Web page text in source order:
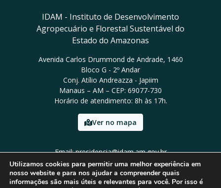
IDAM - Instituto de Desenvolvimento
Agropecuário e Florestal Sustentável do
Estado do Amazonas
Avenida Carlos Drummond de Andrade, 1460
Bloco G - 2º Andar
Conj. Atílio Andreazza - Japiim
Manaus – AM – CEP: 69077-730
Horário de atendimento: 8h às 17h.
Ver no mapa
Email: presidencia@idam.am.gov.br
Tel: (92) 98452-9911
Utilizamos cookies para permitir uma melhor experiência em
nosso website e para nos ajudar a compreender quais
informações são mais úteis e relevantes para você. Por isso é